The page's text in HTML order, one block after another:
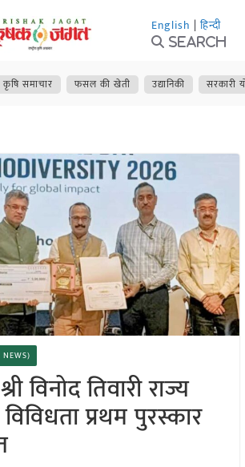
English | हिन्दी
Search
कृषि समाचार फसल की खेती उद्यानिकी सरकारी
NEWS)
विनोद तिवारी राज्य
प्रथम पुरस्कार